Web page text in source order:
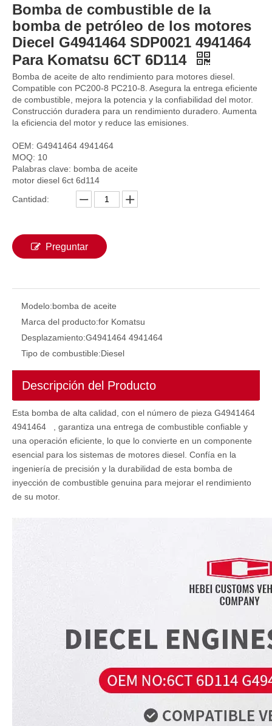
Motor SAA 12V 140E Bomba de inyección Bomba de combustible Assy6219-71-1100 094000-0625 ND094000-0625 Conjunto de la bomba para el motor diesel Yanmar
SAA6D140E 6219-71-1201 094000-0633 Bomba de inyección de combustible de motor diesel genuino SAA6D140E Conjunto de bomba para PC2000-8 WA900 Diesel
Bomba de combustible de la
bomba de petróleo de los motores
Diecel G4941464 SDP0021 4941464
Para Komatsu 6CT 6D114
Bomba de aceite de alto rendimiento para motores diesel.
Compatible con PC200-8 PC210-8. Asegura la entrega eficiente
de combustible, mejora la potencia y la confiabilidad del motor.
Construcción duradera para un rendimiento duradero. Aumenta
la eficiencia del motor y reduce las emisiones.
OEM: G4941464 4941464
MOQ: 10
Palabras clave: bomba de aceite
motor diesel 6ct 6d114
Cantidad:
Preguntar
Modelo:bomba de aceite
Marca del producto:for Komatsu
Desplazamiento:G4941464 4941464
Tipo de combustible:Diesel
Descripción del Producto
Esta bomba de alta calidad, con el número de pieza G4941464
4941464 , garantiza una entrega de combustible confiable y
una operación eficiente, lo que lo convierte en un componente
esencial para los sistemas de motores diesel. Confía en la
ingeniería de precisión y la durabilidad de esta bomba de
inyección de combustible genuina para mejorar el rendimiento
de su motor.